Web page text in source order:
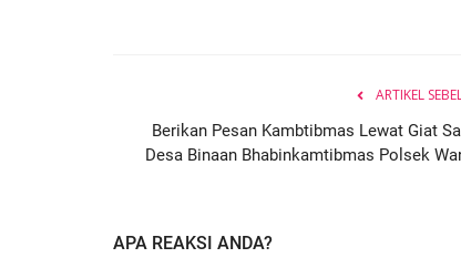
ARTIKEL
Berikan Pesan Kambtibmas Lewat Giat
Desa Binaan Bhabinkamtibmas Polsek
APA REAKSI ANDA?